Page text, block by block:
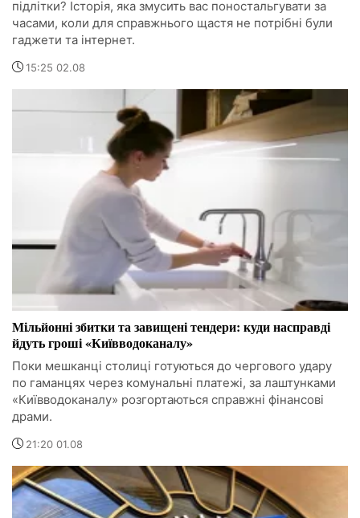
підлітки? Історія, яка змусить вас поностальгувати за
часами, коли для справжнього щастя не потрібні були
гаджети та інтернет.
15:25 02.08
Мільйонні збитки та завищені тендери: куди насправді
йдуть гроші «Київводоканалу»
Поки мешканці столиці готуються до чергового удару
по гаманцях через комунальні платежі, за лаштунками
«Київводоканалу» розгортаються справжні фінансові
драми.
21:20 01.08